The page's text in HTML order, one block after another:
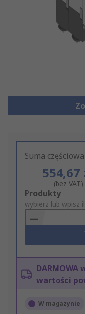
Suma
554,67
(bez VAT)
Add
to
Basket
Produkty
wybierz lub wpisz
DARMOWA
wartości
W magazynie